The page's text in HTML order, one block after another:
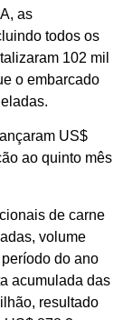
as
todos os
102 mil
o embarcado
US$
ao quinto mês
de carne
volume
do ano
acumulada das
resultado